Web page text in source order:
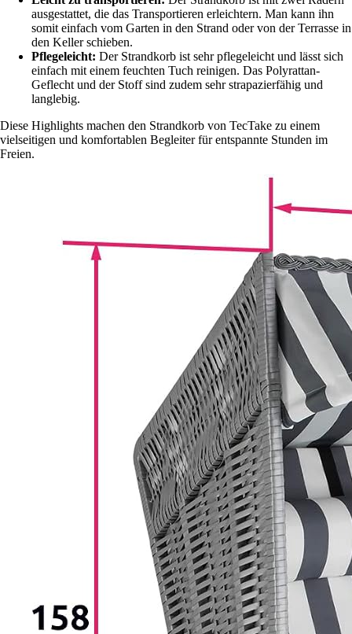
ausgestattet, die das Transportieren erleichtern. Man kann ihn
somit einfach vom Garten in den Strand oder von der Terrasse in
den Keller schieben.
Pflegeleicht: Der Strandkorb ist sehr pflegeleicht und lässt sich
einfach mit einem feuchten Tuch reinigen. Das Polyrattan-
Geflecht und der Stoff sind zudem sehr strapazierfähig und
langlebig.
Diese Highlights machen den Strandkorb von TecTake zu einem
vielseitigen und komfortablen Begleiter für entspannte Stunden im
Freien.